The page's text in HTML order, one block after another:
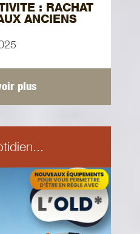
: RACHAT
ANCIENS
plus